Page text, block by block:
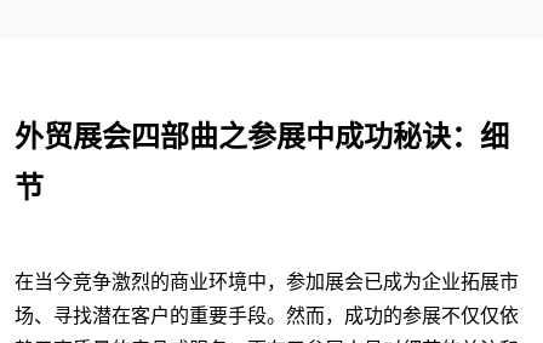
外贸展会四部曲之参展中成功秘诀：细
节
在当今竞争激烈的商业环境中，参加展会已成为企业拓展市
场、寻找潜在客户的重要手段。然而，成功的参展不仅仅依